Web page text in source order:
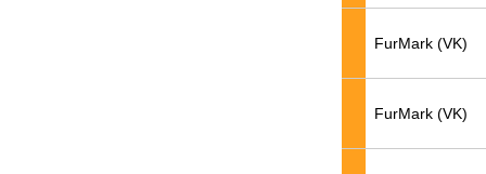
FurMark (VK)
FurMark (VK)